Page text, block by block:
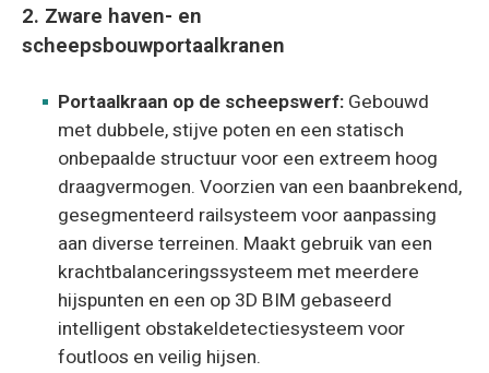
2. Zware haven- en
scheepsbouwportaalkranen
Portaalkraan op de scheepswerf: Gebouwd
met dubbele, stijve poten en een statisch
onbepaalde structuur voor een extreem hoog
draagvermogen. Voorzien van een baanbrekend,
gesegmenteerd railsysteem voor aanpassing
aan diverse terreinen. Maakt gebruik van een
krachtbalanceringssysteem met meerdere
hijspunten en een op 3D BIM gebaseerd
intelligent obstakeldetectiesysteem voor
foutloos en veilig hijsen.